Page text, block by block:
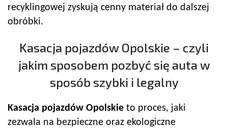
recyklingowej zyskują cenny materiał do dalszej
obróbki.
Kasacja pojazdów Opolskie – czyli
jakim sposobem pozbyć się auta w
sposób szybki i legalny
Kasacja pojazdów Opolskie to proces, jaki
zezwala na bezpieczne oraz ekologiczne